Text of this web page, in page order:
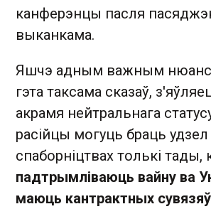
канферэнцы пасля
выканкама.
Яшчэ адным важным
гэта таксама сказаў,
акрамя нейтральнага
расійцы могуць браць удзел
спаборніцтвах толькі тады,
падтрымліваюць вайну ва
маюць кантрактных